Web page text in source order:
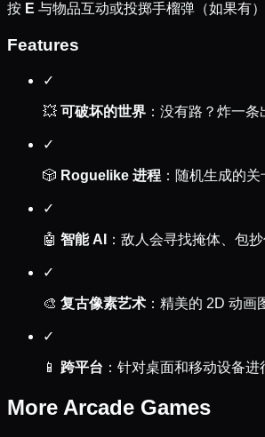
按 E 与物品互动或投掷手榴弹（如果有
Features
✓
💥 可破坏的世界 ：没有路？炸一条
✓
🎲 Roguelike 进程 ：随机生成的
✓
🤖 智能 AI ：敌人会寻找掩体、包
✓
🎨 复古像素艺术 ：精美的 2D 动画
✓
📱 跨平台 ：针对桌面和移动设备进
More Arcade Games